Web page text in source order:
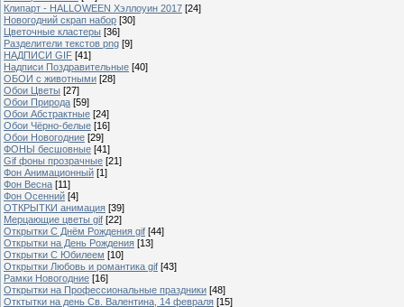
Клипарт - HALLOWEEN Хэллоуин 2017 [24]
Новогодний скрап набор [30]
Цветочные кластеры [36]
Разделители текстов png [9]
НАДПИСИ GIF [41]
Надписи Поздравительные [40]
ОБОИ с животными [28]
Обои Цветы [27]
Обои Природа [59]
Обои Абстрактные [24]
Обои Чёрно-белые [16]
Обои Новогодние [29]
ФОНЫ бесшовные [41]
Gif фоны прозрачные [21]
Фон Анимационный [1]
Фон Весна [11]
Фон Осенний [4]
ОТКРЫТКИ анимация [39]
Мерцающие цветы gif [22]
Открытки С Днём Рождения gif [44]
Открытки на День Рождения [13]
Открытки С Юбилеем [10]
Открытки Любовь и романтика gif [43]
Рамки Новогодние [16]
Открытки на Профессиональные праздники [48]
Отктытки на день Св. Валентина, 14 февраля [15]